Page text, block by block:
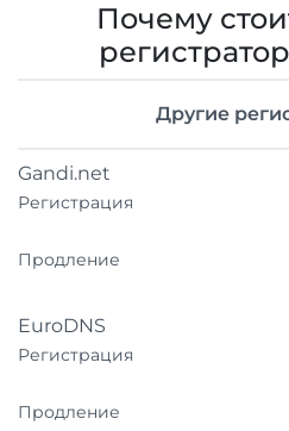
Почему
Другие
Gandi.net
Регистрация
Продление
EuroDNS
Регистрация
Продление